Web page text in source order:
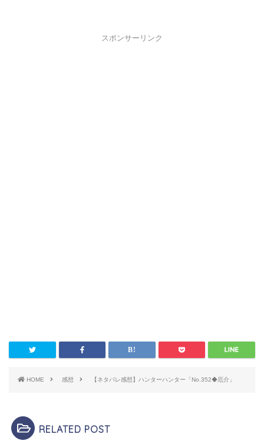
スポンサーリンク
HOME 感想 【ネタバレ感想】ハンターハンター「No.352◆厄介」
RELATED POST